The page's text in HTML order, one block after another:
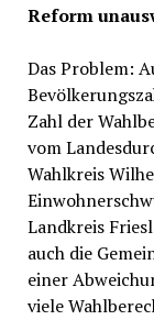
Reform
Das Problem:
Zahl der
vom
Wahlkreis
Landkreis
auch die
einer
viele